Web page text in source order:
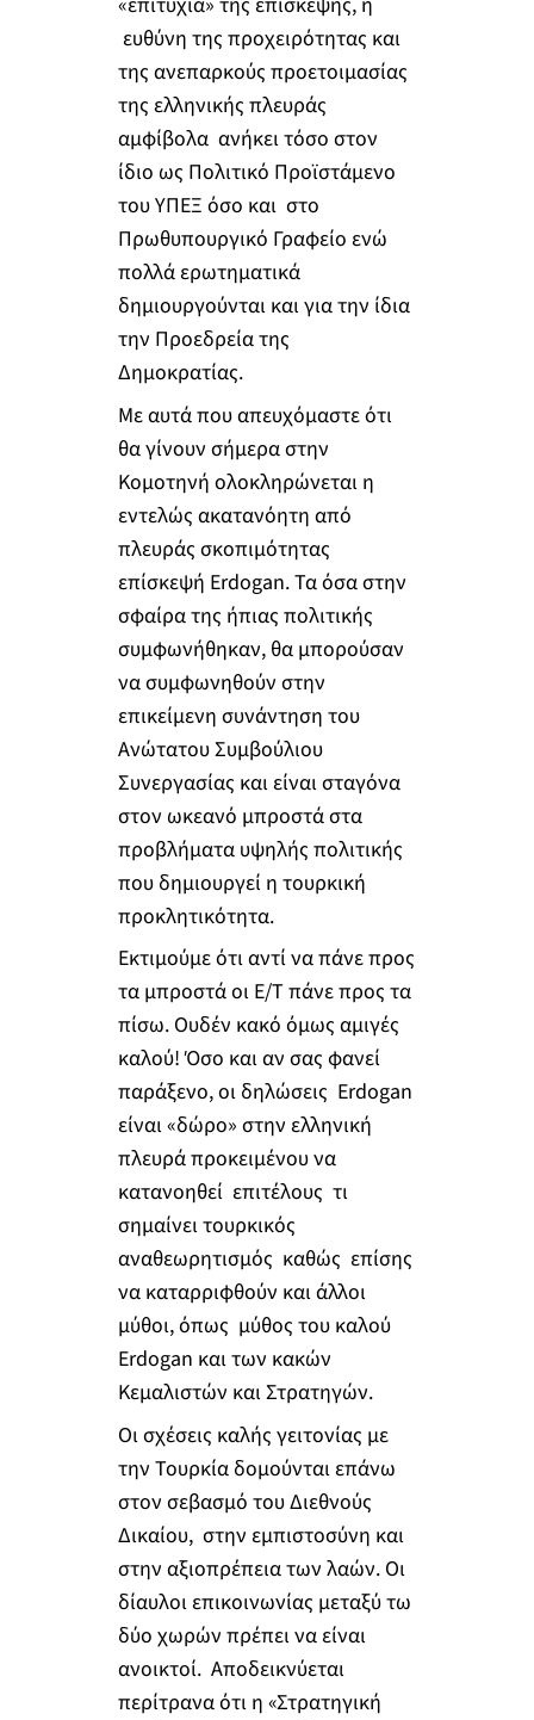
ευθύνη της προχειρότητας και
της ανεπαρκούς προετοιμασίας
της ελληνικής πλευράς
αμφίβολα ανήκει τόσο στον
ίδιο ως Πολιτικό Προϊστάμενο
του ΥΠΕΞ όσο και στο
Πρωθυπουργικό Γραφείο ενώ
πολλά ερωτηματικά
δημιουργούνται και για την ίδια
την Προεδρεία της
Δημοκρατίας.
Με αυτά που απευχόμαστε ότι
θα γίνουν σήμερα στην
Κομοτηνή ολοκληρώνεται η
εντελώς ακατανόητη από
πλευράς σκοπιμότητας
επίσκεψή Erdogan. Τα όσα στην
σφαίρα της ήπιας πολιτικής
συμφωνήθηκαν, θα μπορούσαν
να συμφωνηθούν στην
επικείμενη συνάντηση του
Ανώτατου Συμβούλιου
Συνεργασίας και είναι σταγόνα
στον ωκεανό μπροστά στα
προβλήματα υψηλής πολιτικής
που δημιουργεί η τουρκική
προκλητικότητα.
Εκτιμούμε ότι αντί να πάνε προς
τα μπροστά οι Ε/Τ πάνε προς τα
πίσω. Ουδέν κακό όμως αμιγές
καλού! Όσο και αν σας φανεί
παράξενο, οι δηλώσεις Erdogan
είναι «δώρο» στην ελληνική
πλευρά προκειμένου να
κατανοηθεί επιτέλους τι
σημαίνει τουρκικός
αναθεωρητισμός καθώς επίσης
να καταρριφθούν και άλλοι
μύθοι, όπως μύθος του καλού
Erdogan και των κακών
Κεμαλιστών και Στρατηγών.
Οι σχέσεις καλής γειτονίας με
την Τουρκία δομούνται επάνω
στον σεβασμό του Διεθνούς
Δικαίου, στην εμπιστοσύνη και
στην αξιοπρέπεια των λαών. Οι
δίαυλοι επικοινωνίας μεταξύ τω
δύο χωρών πρέπει να είναι
ανοικτοί. Αποδεικνύεται
περίτρανα ότι η «Στρατηγική